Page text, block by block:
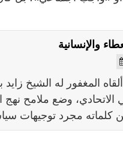
والإنسانية
المغفور له الشيخ
وضع ملامح نهج
كلماته مجرد توجيهات